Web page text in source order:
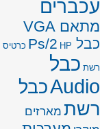
עכברים
מתאם VGA
כבל Ps/2 HP כרטיס
רשת כבל
Audioכבל
רשת מארזים